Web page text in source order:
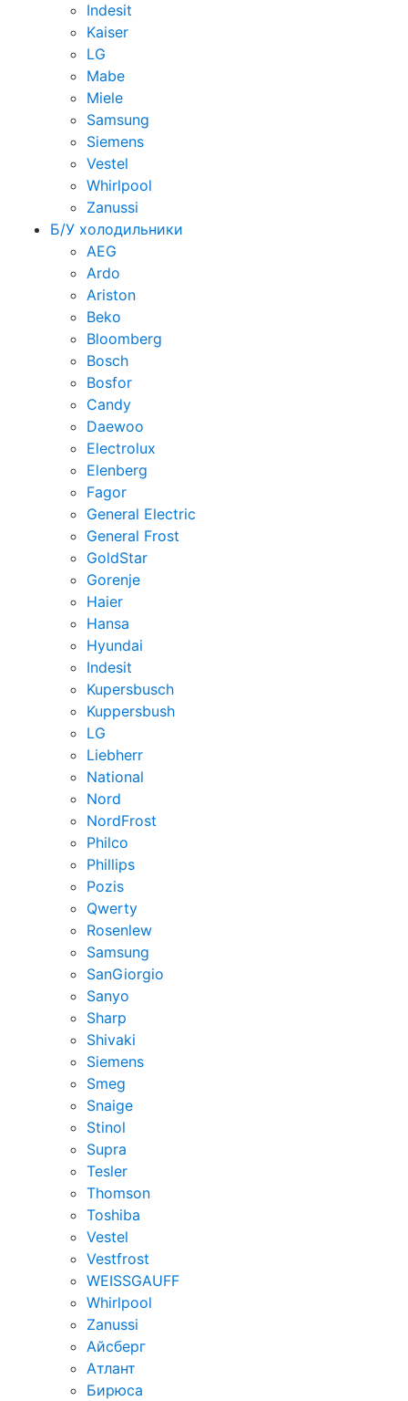
Indesit
Kaiser
LG
Mabe
Miele
Samsung
Siemens
Vestel
Whirlpool
Zanussi
Б/У холодильники
AEG
Ardo
Ariston
Beko
Bloomberg
Bosch
Bosfor
Candy
Daewoo
Electrolux
Elenberg
Fagor
General Electric
General Frost
GoldStar
Gorenje
Haier
Hansa
Hyundai
Indesit
Kupersbusch
Kuppersbush
LG
Liebherr
National
Nord
NordFrost
Philco
Phillips
Pozis
Qwerty
Rosenlew
Samsung
SanGiorgio
Sanyo
Sharp
Shivaki
Siemens
Smeg
Snaige
Stinol
Supra
Tesler
Thomson
Toshiba
Vestel
Vestfrost
WEISSGAUFF
Whirlpool
Zanussi
Айсберг
Атлант
Бирюса